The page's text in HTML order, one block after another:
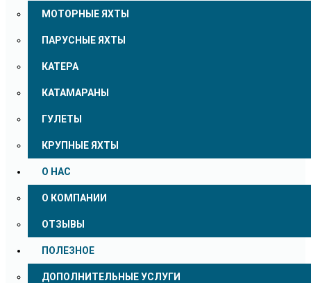
МОТОРНЫЕ ЯХТЫ
ПАРУСНЫЕ ЯХТЫ
КАТЕРА
КАТАМАРАНЫ
ГУЛЕТЫ
КРУПНЫЕ ЯХТЫ
О НАС
О КОМПАНИИ
ОТЗЫВЫ
ПОЛЕЗНОЕ
ДОПОЛНИТЕЛЬНЫЕ УСЛУГИ